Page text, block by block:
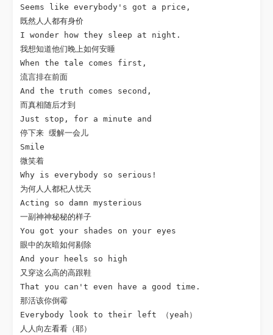
Seems like everybody's got a price,
既然人人都有身价
I wonder how they sleep at night.
我想知道他们晚上如何安睡
When the tale comes first,
流言排在前面
And the truth comes second,
而真相随后才到
Just stop, for a minute and
停下来 缓解一会儿
Smile
微笑着
Why is everybody so serious!
为何人人都杞人忧天
Acting so damn mysterious
一副神神秘秘的样子
You got your shades on your eyes
眼中的灰暗如何剔除
And your heels so high
又穿这么高的高跟鞋
That you can't even have a good time.
那活该你倒霉
Everybody look to their left （yeah）
人人向左看看（耶）